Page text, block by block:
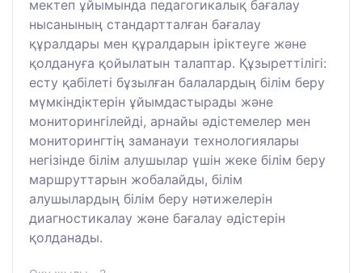
мектеп ұйымында педагогикалық бағалау
нысанының стандартталған бағалау
құралдары мен құралдарын іріктеуге және
қолдануға қойылатын талаптар. Құзыреттілігі:
есту қабілеті бұзылған балалардың білім беру
мүмкіндіктерін ұйымдастырады және
мониторингілейді, арнайы әдістемелер мен
мониторингтің заманауи технологиялары
негізінде білім алушылар үшін жеке білім беру
маршруттарын жобалайды, білім
алушылардың білім беру нәтижелерін
диагностикалау және бағалау әдістерін
қолданады.